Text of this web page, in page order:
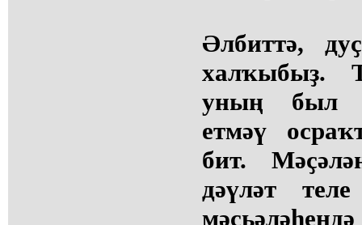
Әлбиттә,
халҡыбыҙ.
уның был
етмәү
бит.
дәүләт